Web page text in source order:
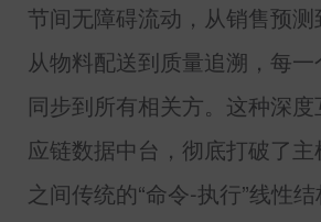
节间无障碍流动，从销售预测
从物料配送到质量追溯，每
同步到所有相关方。这种深度
应链数据中台，彻底打破了
之间传统的“命令-执行”线性